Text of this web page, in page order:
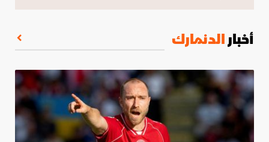
أخبارالدنمارك